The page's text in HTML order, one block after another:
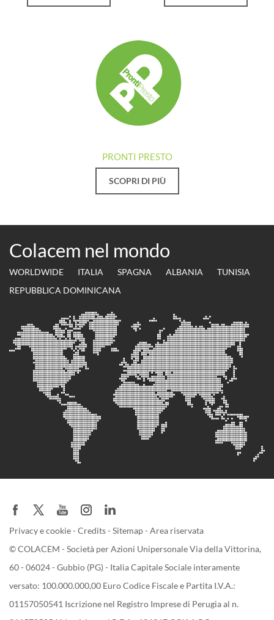
PRONTI PRESTO
SCOPRI DI PIÙ
Colacem nel mondo
WORLDWIDE ITALIA SPAGNA ALBANIA
TUNISIA
REPUBBLICA DOMINICANA
Privacy e cookie-Credits-Sitemap-Area riservata
© COLACEM - Società per Azioni Unipersonale Via della Vittorina,
60 - 06024 - Gubbio (PG) - Italia Capitale Sociale interamente
versato: 100.000.000,00 Euro Codice Fiscale e Partita I.V.A.:
01157050541 Iscrizione nel Registro Imprese di Perugia al n.